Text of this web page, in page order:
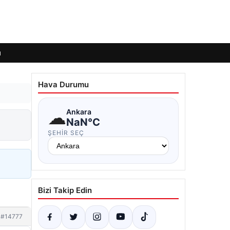
#14777
Hava Durumu
☁Ankara
NaN°C
ŞEHIR SEÇ
Bizi Takip Edin